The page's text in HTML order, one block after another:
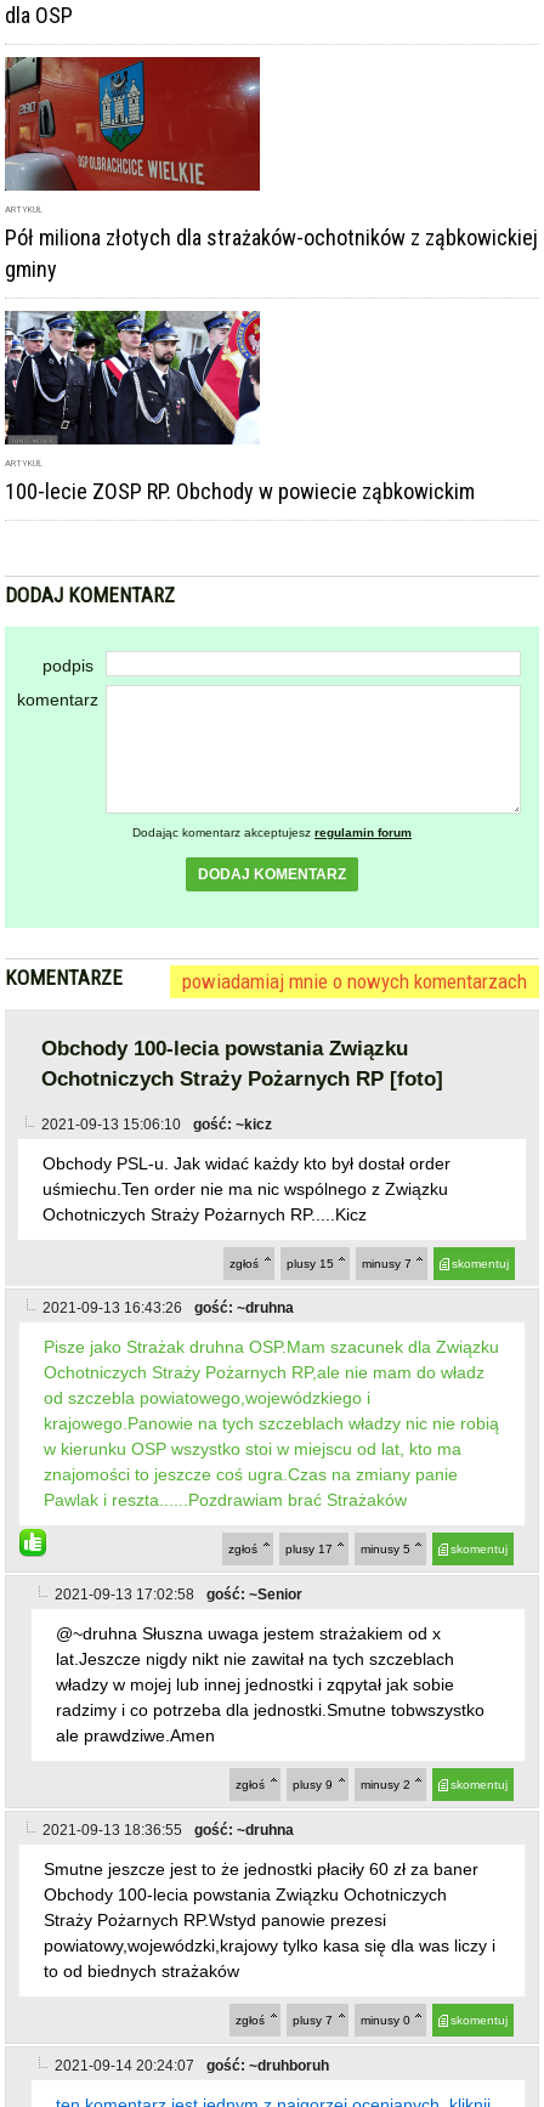
dla OSP
ARTYKUŁ
Pół miliona złotych dla strażaków-ochotników z ząbkowickiej
gminy
ARTYKUŁ
100-lecie ZOSP RP. Obchody w powiecie ząbkowickim
DODAJ KOMENTARZ
podpis
komentarz
Dodając komentarz akceptujesz regulamin forum
DODAJ KOMENTARZ
KOMENTARZE powiadamiaj mnie o nowych komentarzach
Obchody 100-lecia powstania Związku
Ochotniczych Straży Pożarnych RP [foto]
2021-09-13 15:06:10 gość: ~kicz
Obchody PSL-u. Jak widać każdy kto był dostał order
uśmiechu.Ten order nie ma nic wspólnego z Związku
Ochotniczych Straży Pożarnych RP.....Kicz
skomentuj
minusy 7
plusy 15
zgłoś
2021-09-13 16:43:26 gość: ~druhna
Pisze jako Strażak druhna OSP.Mam szacunek dla Związku
Ochotniczych Straży Pożarnych RP,ale nie mam do władz
od szczebla powiatowego,wojewódzkiego i
krajowego.Panowie na tych szczeblach władzy nic nie robią
w kierunku OSP wszystko stoi w miejscu od lat, kto ma
znajomości to jeszcze coś ugra.Czas na zmiany panie
Pawlak i reszta......Pozdrawiam brać Strażaków
skomentuj
minusy 5
plusy 17
zgłoś
2021-09-13 17:02:58 gość: ~Senior
@~druhna Słuszna uwaga jestem strażakiem od x
lat.Jeszcze nigdy nikt nie zawitał na tych szczeblach
władzy w mojej lub innej jednostki i zqpytał jak sobie
radzimy i co potrzeba dla jednostki.Smutne tobwszystko
ale prawdziwe.Amen
skomentuj
minusy 2
plusy 9
zgłoś
2021-09-13 18:36:55 gość: ~druhna
Smutne jeszcze jest to że jednostki płaciły 60 zł za baner
Obchody 100-lecia powstania Związku Ochotniczych
Straży Pożarnych RP.Wstyd panowie prezesi
powiatowy,wojewódzki,krajowy tylko kasa się dla was liczy i
to od biednych strażaków
skomentuj
minusy 0
plusy 7
zgłoś
2021-09-14 20:24:07 gość: ~druhboruh